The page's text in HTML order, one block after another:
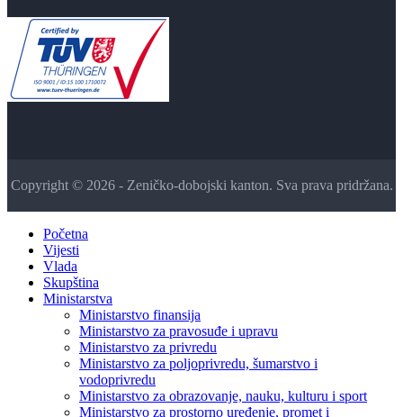
Copyright © 2026 - Zeničko-dobojski kanton. Sva prava pridržana.
Početna
Vijesti
Vlada
Skupština
Ministarstva
Ministarstvo finansija
Ministarstvo za pravosuđe i upravu
Ministarstvo za privredu
Ministarstvo za poljoprivredu, šumarstvo i
vodoprivredu
Ministarstvo za obrazovanje, nauku, kulturu i sport
Ministarstvo za prostorno uređenje, promet i